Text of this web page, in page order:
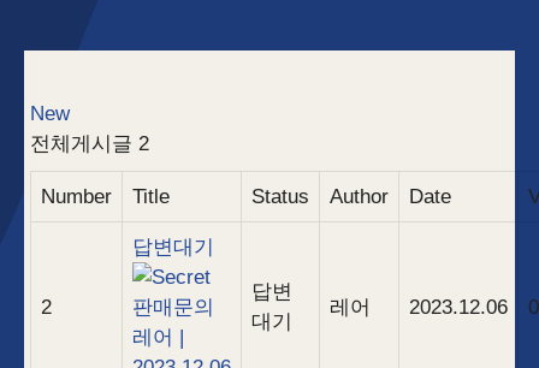
New
전체게시글 2
Number Title Status Author Date
2
답변대기
판매문의
레어 |
답변
대기
레어 2023.12.06 0